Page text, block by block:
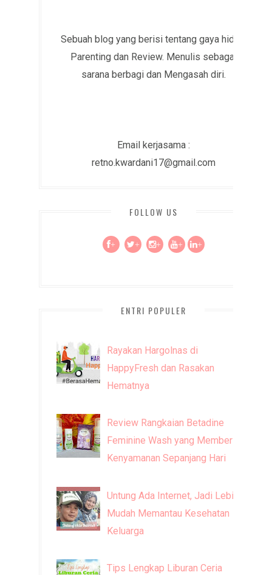
Sebuah blog yang berisi tentang gaya hidup,
Parenting dan Review. Menulis sebagai
sarana berbagi dan Mengasah diri.
Email kerjasama :
retno.kwardani17@gmail.com
FOLLOW US
+ + + + +
ENTRI POPULER
Rayakan Hargolnas di
HappyFresh dan Rasakan
Hematnya
Review Rangkaian Betadine
Feminine Wash yang Memberi
Kenyamanan Sepanjang Hari
Untung Ada Internet, Jadi Lebih
Mudah Memantau Kesehatan
Keluarga
Tips Lengkap Liburan Ceria